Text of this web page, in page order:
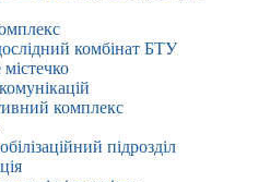
комбінат БТУ
комплекс
підрозділ